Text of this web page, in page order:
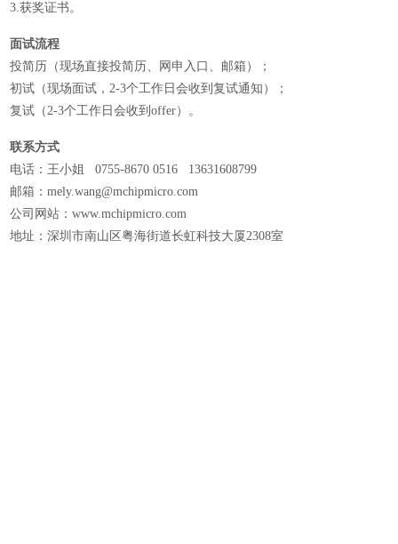
3.获奖证书。
面试流程
投简历（现场直接投简历、网申入口、邮箱）；
初试（现场面试，2-3个工作日会收到复试通知）；
复试（2-3个工作日会收到offer）。
联系方式
电话：王小姐 0755-8670 0516 13631608799
邮箱：mely.wang@mchipmicro.com
公司网站：www.mchipmicro.com
地址：深圳市南山区粤海街道长虹科技大厦2308室